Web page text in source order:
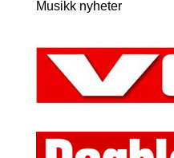
Musikk nyheter